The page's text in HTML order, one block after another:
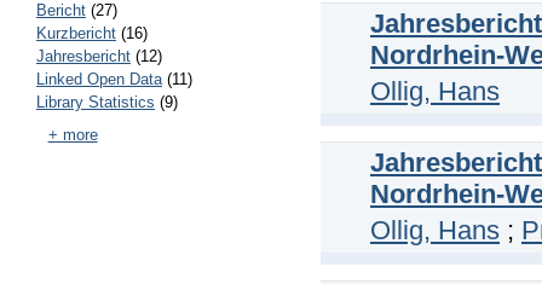
Bericht (27)
Kurzbericht (16)
Jahresbericht (12)
Linked Open Data(11)
Library Statistics (9)
+ more
Nordrhein-
Ollig, Hans
Nordrhein-
Ollig, Hans ;